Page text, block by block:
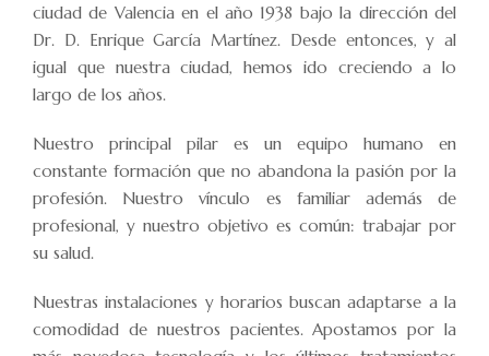
ciudad de Valencia en el año 1938 bajo la dirección del
Dr. D. Enrique García Martínez. Desde entonces, y al
igual que nuestra ciudad, hemos ido creciendo a lo
largo de los años.
Nuestro principal pilar es un equipo humano en
constante formación que no abandona la pasión por la
profesión. Nuestro vínculo es familiar además de
profesional, y nuestro objetivo es común: trabajar por
su salud.
Nuestras instalaciones y horarios buscan adaptarse a la
comodidad de nuestros pacientes. Apostamos por la